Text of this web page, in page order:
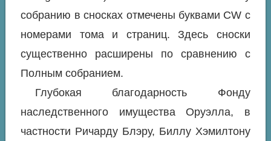
собранию в сносках отмечены буквами CW с
номерами тома и страниц. Здесь сноски
существенно расширены по сравнению с
Полным собранием.
Глубокая благодарность Фонду
наследственного имущества Оруэлла, в
частности Ричарду Блэру, Биллу Хэмилтону